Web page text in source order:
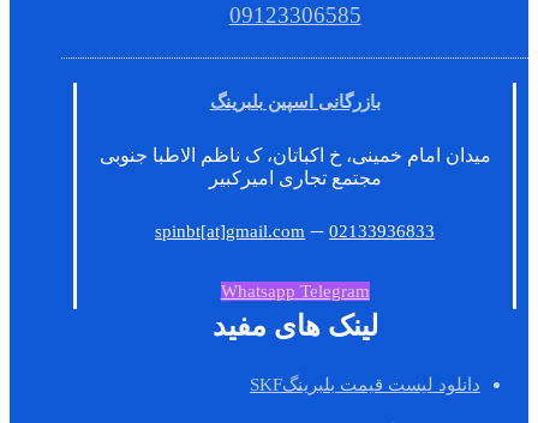
09123306585
بازرگانی اسپین بلبرینگ
میدان امام خمینی، خ اکباتان، ک ناظم الاطبا جنوبی
مجتمع تجاری امیرکبیر
spinbt[at]gmail.com –02133936833
Whatsapp Telegram
لینک های مفید
دانلود لیست قیمت بلبرینگSKF